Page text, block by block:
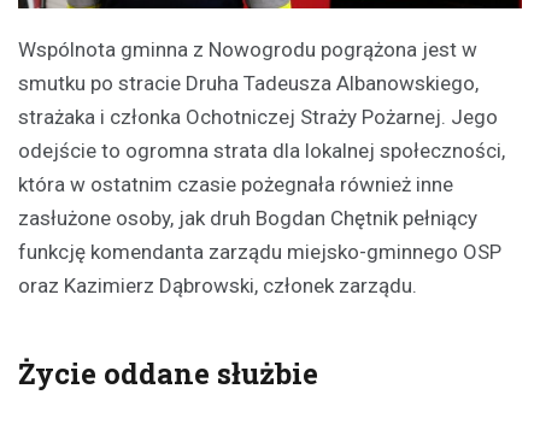
Wspólnota gminna z Nowogrodu pogrążona jest w
smutku po stracie Druha Tadeusza Albanowskiego,
strażaka i członka Ochotniczej Straży Pożarnej. Jego
odejście to ogromna strata dla lokalnej społeczności,
która w ostatnim czasie pożegnała również inne
zasłużone osoby, jak druh Bogdan Chętnik pełniący
funkcję komendanta zarządu miejsko-gminnego OSP
oraz Kazimierz Dąbrowski, członek zarządu.
Życie oddane służbie